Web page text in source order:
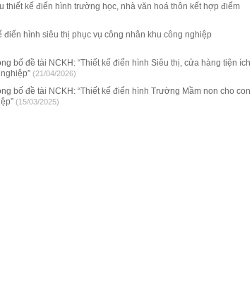
thiết kế điển hình trường học, nhà văn hoá thôn kết hợp điểm
điển hình siêu thị phục vụ công nhân khu công nghiệp
bố đề tài NCKH: “Thiết kế điển hình Siêu thị, cửa hàng tiện ích
(21/04/2026)
bố đề tài NCKH: “Thiết kế điển hình Trường Mầm non cho con
(15/03/2025)